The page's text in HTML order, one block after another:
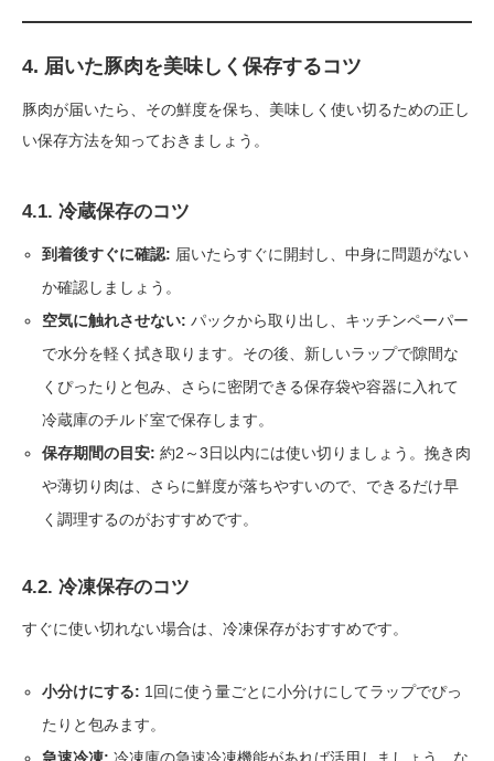
4. 届いた豚肉を美味しく保存するコツ
豚肉が届いたら、その鮮度を保ち、美味しく使い切るための正し
い保存方法を知っておきましょう。
4.1. 冷蔵保存のコツ
到着後すぐに確認: 届いたらすぐに開封し、中身に問題がない
か確認しましょう。
空気に触れさせない: パックから取り出し、キッチンペーパー
で水分を軽く拭き取ります。その後、新しいラップで隙間な
くぴったりと包み、さらに密閉できる保存袋や容器に入れて
冷蔵庫のチルド室で保存します。
保存期間の目安: 約2～3日以内には使い切りましょう。挽き肉
や薄切り肉は、さらに鮮度が落ちやすいので、できるだけ早
く調理するのがおすすめです。
4.2. 冷凍保存のコツ
すぐに使い切れない場合は、冷凍保存がおすすめです。
小分けにする: 1回に使う量ごとに小分けにしてラップでぴっ
たりと包みます。
急速冷凍: 冷凍庫の急速冷凍機能があれば活用しましょう。な